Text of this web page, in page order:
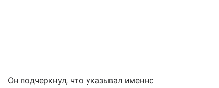
Он подчеркнул, что указывал именно